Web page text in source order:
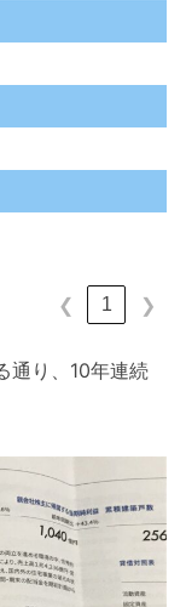
❮ 1 ❯
通り、10年連続